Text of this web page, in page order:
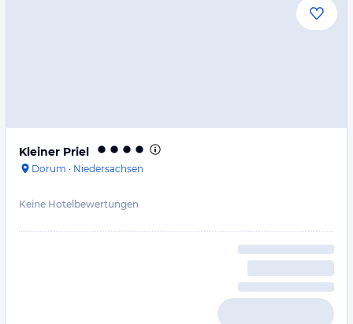
Kleiner Priel
Dorum · Niedersachsen
Keine Hotelbewertungen